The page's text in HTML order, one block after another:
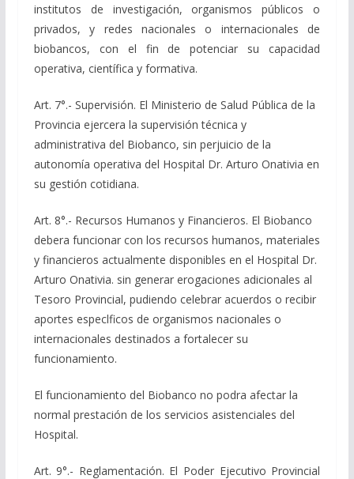
institutos de investigación, organismos públicos o
privados, y redes nacionales o internacionales de
biobancos, con el fin de potenciar su capacidad
operativa, científica y formativa.
Art. 7°.- Supervisión. El Ministerio de Salud Pública de la
Provincia ejercera la supervisión técnica y
administrativa del Biobanco, sin perjuicio de la
autonomía operativa del Hospital Dr. Arturo Onativia en
su gestión cotidiana.
Art. 8°.- Recursos Humanos y Financieros. El Biobanco
debera funcionar con los recursos humanos, materiales
y financieros actualmente disponibles en el Hospital Dr.
Arturo Onativia. sin generar erogaciones adicionales al
Tesoro Provincial, pudiendo celebrar acuerdos o recibir
aportes especlficos de organismos nacionales o
internacionales destinados a fortalecer su
funcionamiento.
El funcionamiento del Biobanco no podra afectar la
normal prestación de los servicios asistenciales del
Hospital.
Art. 9°.- Reglamentación. El Poder Ejecutivo Provincial